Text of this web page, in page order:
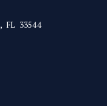
, FL 33544